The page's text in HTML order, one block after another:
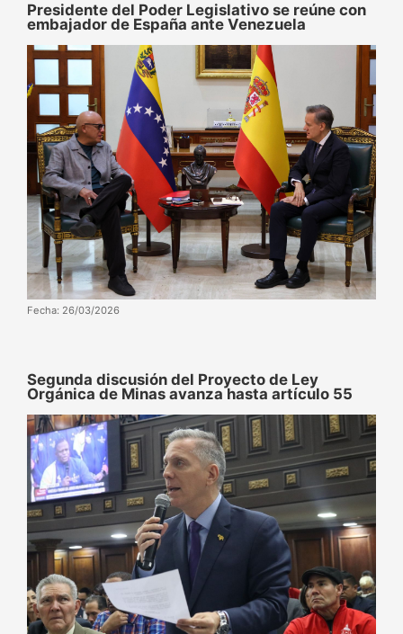
Presidente del Poder Legislativo se reúne con
embajador de España ante Venezuela
Fecha: 26/03/2026
Segunda discusión del Proyecto de Ley
Orgánica de Minas avanza hasta artículo 55